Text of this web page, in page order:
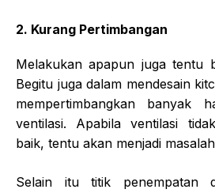
2. Kurang Pertimbangan
Melakukan apapun juga tentu
Begitu juga dalam mendesain
mempertimbangkan banyak
ventilasi. Apabila ventilasi
baik, tentu akan menjadi
Selain itu titik penempatan